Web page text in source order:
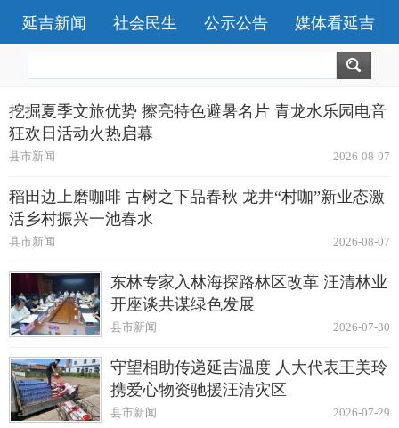
延吉新闻 社会民生 公示公告 媒体看延吉
挖掘夏季文旅优势 擦亮特色避暑名片 青龙水乐园电音
狂欢日活动火热启幕
2026-08-07
县市新闻
稻田边上磨咖啡 古树之下品春秋 龙井“村咖”新业态激
活乡村振兴一池春水
2026-08-07
县市新闻
东林专家入林海探路林区改革 汪清林业
开座谈共谋绿色发展
2026-07-30
县市新闻
守望相助传递延吉温度 人大代表王美玲
携爱心物资驰援汪清灾区
2026-07-29
县市新闻